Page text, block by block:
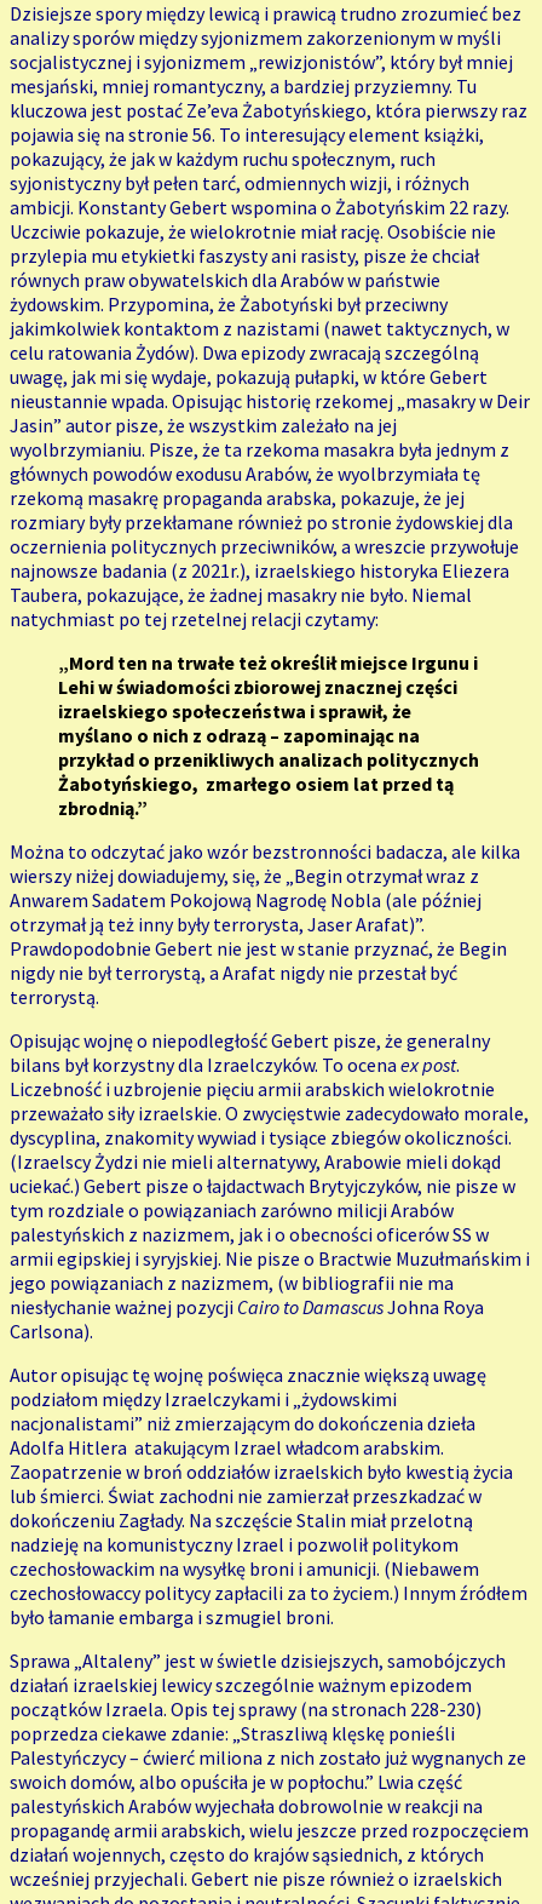
Dzisiejsze spory między lewicą i prawicą trudno zrozumieć bez
analizy sporów między syjonizmem zakorzenionym w myśli
socjalistycznej i syjonizmem „rewizjonistów”, który był mniej
mesjański, mniej romantyczny, a bardziej przyziemny. Tu
kluczowa jest postać Ze’eva Żabotyńskiego, która pierwszy raz
pojawia się na stronie 56. To interesujący element książki,
pokazujący, że jak w każdym ruchu społecznym, ruch
syjonistyczny był pełen tarć, odmiennych wizji, i różnych
ambicji. Konstanty Gebert wspomina o Żabotyńskim 22 razy.
Uczciwie pokazuje, że wielokrotnie miał rację. Osobiście nie
przylepia mu etykietki faszysty ani rasisty, pisze że chciał
równych praw obywatelskich dla Arabów w państwie
żydowskim. Przypomina, że Żabotyński był przeciwny
jakimkolwiek kontaktom z nazistami (nawet taktycznych, w
celu ratowania Żydów). Dwa epizody zwracają szczególną
uwagę, jak mi się wydaje, pokazują pułapki, w które Gebert
nieustannie wpada. Opisując historię rzekomej „masakry w Deir
Jasin” autor pisze, że wszystkim zależało na jej
wyolbrzymianiu. Pisze, że ta rzekoma masakra była jednym z
głównych powodów exodusu Arabów, że wyolbrzymiała tę
rzekomą masakrę propaganda arabska, pokazuje, że jej
rozmiary były przekłamane również po stronie żydowskiej dla
oczernienia politycznych przeciwników, a wreszcie przywołuje
najnowsze badania (z 2021r.), izraelskiego historyka Eliezera
Taubera, pokazujące, że żadnej masakry nie było. Niemal
natychmiast po tej rzetelnej relacji czytamy:
„Mord ten na trwałe też określił miejsce Irgunu i
Lehi w świadomości zbiorowej znacznej części
izraelskiego społeczeństwa i sprawił, że
myślano o nich z odrazą – zapominając na
przykład o przenikliwych analizach politycznych
Żabotyńskiego, zmarłego osiem lat przed tą
zbrodnią.”
Można to odczytać jako wzór bezstronności badacza, ale kilka
wierszy niżej dowiadujemy, się, że „Begin otrzymał wraz z
Anwarem Sadatem Pokojową Nagrodę Nobla (ale później
otrzymał ją też inny były terrorysta, Jaser Arafat)”.
Prawdopodobnie Gebert nie jest w stanie przyznać, że Begin
nigdy nie był terrorystą, a Arafat nigdy nie przestał być
terrorystą.
Opisując wojnę o niepodległość Gebert pisze, że generalny
bilans był korzystny dla Izraelczyków. To ocena ex post.
Liczebność i uzbrojenie pięciu armii arabskich wielokrotnie
przeważało siły izraelskie. O zwycięstwie zadecydowało morale,
dyscyplina, znakomity wywiad i tysiące zbiegów okoliczności.
(Izraelscy Żydzi nie mieli alternatywy, Arabowie mieli dokąd
uciekać.) Gebert pisze o łajdactwach Brytyjczyków, nie pisze w
tym rozdziale o powiązaniach zarówno milicji Arabów
palestyńskich z nazizmem, jak i o obecności oficerów SS w
armii egipskiej i syryjskiej. Nie pisze o Bractwie Muzułmańskim i
jego powiązaniach z nazizmem, (w bibliografii nie ma
niesłychanie ważnej pozycji Cairo to DamascusJohna Roya
Carlsona).
Autor opisując tę wojnę poświęca znacznie większą uwagę
podziałom między Izraelczykami i „żydowskimi
nacjonalistami” niż zmierzającym do dokończenia dzieła
Adolfa Hitlera atakującym Izrael władcom arabskim.
Zaopatrzenie w broń oddziałów izraelskich było kwestią życia
lub śmierci. Świat zachodni nie zamierzał przeszkadzać w
dokończeniu Zagłady. Na szczęście Stalin miał przelotną
nadzieję na komunistyczny Izrael i pozwolił politykom
czechosłowackim na wysyłkę broni i amunicji. (Niebawem
czechosłowaccy politycy zapłacili za to życiem.) Innym źródłem
było łamanie embarga i szmugiel broni.
Sprawa „Altaleny” jest w świetle dzisiejszych, samobójczych
działań izraelskiej lewicy szczególnie ważnym epizodem
początków Izraela. Opis tej sprawy (na stronach 228-230)
poprzedza ciekawe zdanie: „Straszliwą klęskę ponieśli
Palestyńczycy – ćwierć miliona z nich zostało już wygnanych ze
swoich domów, albo opuściła je w popłochu.” Lwia część
palestyńskich Arabów wyjechała dobrowolnie w reakcji na
propagandę armii arabskich, wielu jeszcze przed rozpoczęciem
działań wojennych, często do krajów sąsiednich, z których
wcześniej przyjechali. Gebert nie pisze również o izraelskich